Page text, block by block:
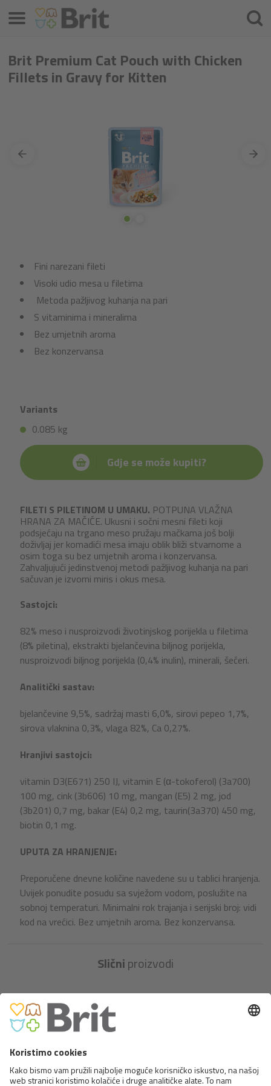
Brit Premium Cat Pouch with Chicken
Fillets in Gravy for Kitten
Fini narezani fileti
Visoki udio mesa u filetima
Metoda pažljivog kuhanja na pari
S vitaminima i mineralima
Bez umjetnih aroma
Bez konzervansa
Variants
0.085 kg
Gdje se može kupiti?
FILETI S PILETINOM U UMAKU. POTPUNA VLAŽNA
HRANA ZA MAČIĆE. Ukusni i sočni mesni fileti koji
podsjećaju na trgano meso pružaju mačkama još bolji
doživljaj jer komadići mesa imaju oblik bliži stvarnome a
osim toga su bez umjetnih aroma i konzervansa.
Zahvaljujući jedinstvenoj metodi pažljivog kuhanja na pari
sačuvan je izvorni miris i okus mesa.
Sastojci:
82% meso i nusproizvodi životinjskog porijekla u filetima
(8% piletina), ekstrakti bjelančevina biljnog porijekla,
nusproizvodi biljnog porijekla (0,4% inulin), minerali, šećeri.
Analitički sastav:
bjelančevine 9,5%, sadržaj masti 6,0%, sirovi pepeo 1,7%,
sirova vlaknina 0,3%, vlaga 82%, Ca 0,27%.
Hranjivi sastojci:
vitamin D3(E671) 250 IJ, vitamin E (α-tokoferol) (3a700)
100 mg, cink (3b606) 10 mg, mangan (E5) 2 mg, jod
(3b201) 0,7 mg, bakar (E4) 0,2 mg, taurin(3a370) 450 mg,
biotin 0,1 mg.
UPUTA ZA HRANJENJE:
Preporučene dnevne količine navedene su u tablici hranjenja.
Uvijek ponudite posudu sa svježom vodom, poslužite na
sobnoj temperaturi. Minimalni rok trajanja i serijski broj: vidi
kod na vrećici. Bez umjetnih aroma. Bez konzervansa.
Sličniproizvodi
Traži
Izbornik